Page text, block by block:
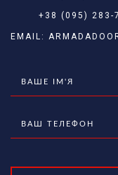
+38 (095) 283-
EMAIL: